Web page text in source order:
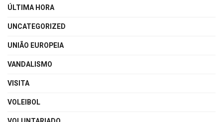
ÚLTIMA HORA
UNCATEGORIZED
UNIÃO EUROPEIA
VANDALISMO
VISITA
VOLEIBOL